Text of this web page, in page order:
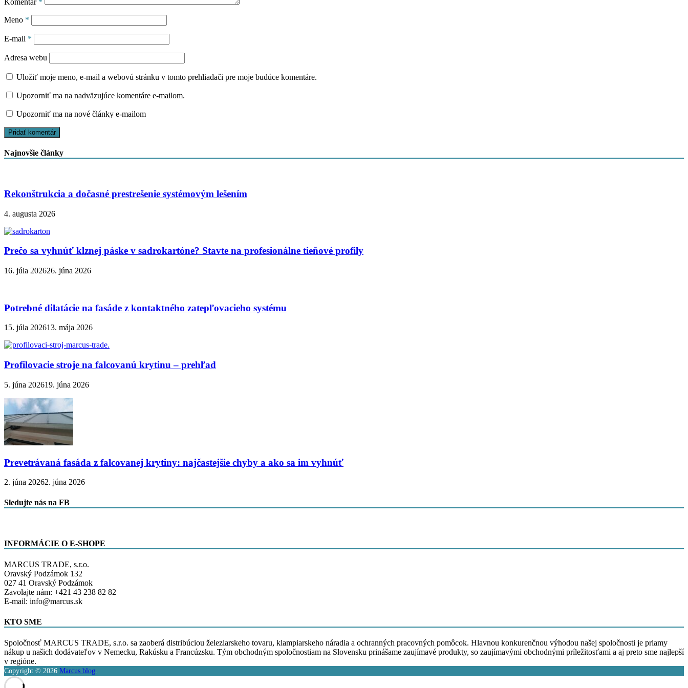
Meno *
E-mail *
Adresa webu
Uložiť moje meno, e-mail a webovú stránku v tomto prehliadači pre moje budúce komentáre.
Upozorniť ma na nadväzujúce komentáre e-mailom.
Upozorniť ma na nové články e-mailom
Najnovšie články
Rekonštrukcia a dočasné prestrešenie systémovým lešením
4. augusta 2026
Prečo sa vyhnúť klznej páske v sadrokartóne? Stavte na profesionálne tieňové profily
16. júla 202626. júna 2026
Potrebné dilatácie na fasáde z kontaktného zatepľovacieho systému
15. júla 202613. mája 2026
Profilovacie stroje na falcovanú krytinu – prehľad
5. júna 202619. júna 2026
Prevetrávaná fasáda z falcovanej krytiny: najčastejšie chyby a ako sa im vyhnúť
2. júna 20262. júna 2026
Sledujte nás na FB
INFORMÁCIE O E-SHOPE
MARCUS TRADE, s.r.o.
Oravský Podzámok 132
027 41 Oravský Podzámok
Zavolajte nám: +421 43 238 82 82
E-mail: info@marcus.sk
KTO SME
Spoločnosť MARCUS TRADE, s.r.o. sa zaoberá distribúciou železiarskeho tovaru, klampiarskeho náradia a ochranných pracovných pomôcok. Hlavnou konkurenčnou výhodou našej spoločnosti je priamy
nákup u našich dodávateľov v Nemecku, Rakúsku a Francúzsku. Tým obchodným spoločnostiam na Slovensku prinášame zaujímavé produkty, so zaujímavými obchodnými príležitosťami a aj preto sme najlepší
v regióne.
Copyright © 2026 Marcus blog